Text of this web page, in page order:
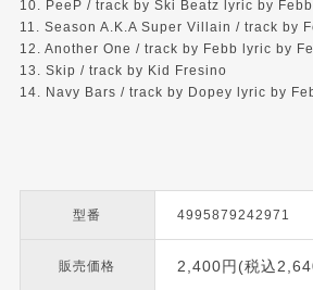
10. PeeP / track by Ski Beatz lyric by Febb
11. Season A.K.A Super Villain / track by
12. Another One / track by Febb lyric by
13. Skip / track by Kid Fresino
14. Navy Bars / track by Dopey lyric by
型番 4995879242971
販売価格 2,400円(税込